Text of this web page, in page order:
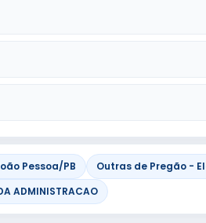
Pessoa/PB
Outras de Pregão -
ADMINISTRACAO